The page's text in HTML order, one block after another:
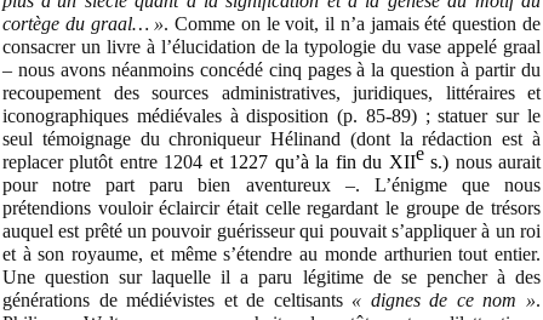
cortège du graal… ». Comme on le voit, il n’a jamais été question de
consacrer un livre à l’élucidation de la typologie du vase appelé graal
– nous avons néanmoins concédé cinq pages à la question à partir du
recoupement des sources administratives, juridiques, littéraires et
iconographiques médiévales à disposition (p. 85-89) ; statuer sur le
seul témoignage du chroniqueur Hélinand (dont la rédaction est à
replacer plutôt entre 1204 et 1227 qu’à la fin du XIIes.) nous aurait
pour notre part paru bien aventureux –. L’énigme que nous
prétendions vouloir éclaircir était celle regardant le groupe de trésors
auquel est prêté un pouvoir guérisseur qui pouvait s’appliquer à un roi
et à son royaume, et même s’étendre au monde arthurien tout entier.
Une question sur laquelle il a paru légitime de se pencher à des
générations de médiévistes et de celtisants « dignes de ce nom ».